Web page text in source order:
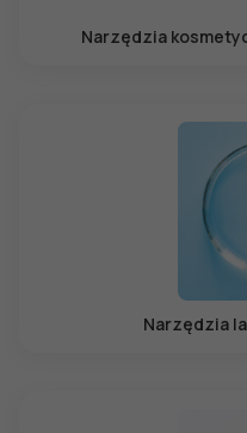
Narzędzia
Narzędzia